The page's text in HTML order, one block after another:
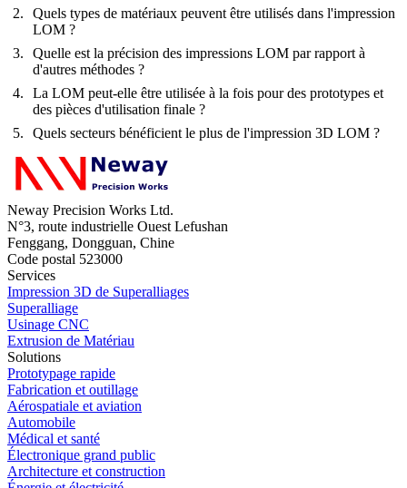
Quels types de matériaux peuvent être utilisés dans l'impression
LOM ?
Quelle est la précision des impressions LOM par rapport à
d'autres méthodes ?
La LOM peut-elle être utilisée à la fois pour des prototypes et
des pièces d'utilisation finale ?
Quels secteurs bénéficient le plus de l'impression 3D LOM ?
Neway Precision Works Ltd.
N°3, route industrielle Ouest Lefushan
Fenggang, Dongguan, Chine
Code postal 523000
Services
Impression 3D de Superalliages
Superalliage
Usinage CNC
Extrusion de Matériau
Solutions
Prototypage rapide
Fabrication et outillage
Aérospatiale et aviation
Automobile
Médical et santé
Électronique grand public
Architecture et construction